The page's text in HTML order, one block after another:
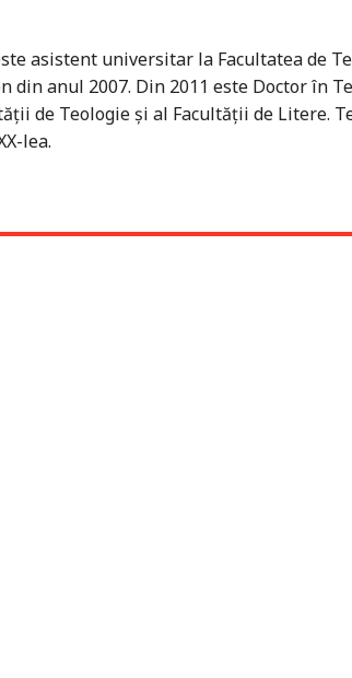
asistent universitar la Facultatea de
din anul 2007. Din 2011 este Doctor în
de Teologie şi al Facultăţii de Litere.
lea.